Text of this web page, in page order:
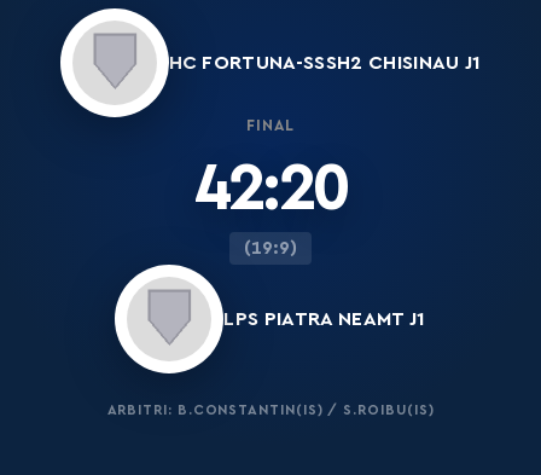
HC FORTUNA-SSSH2 CHISINAU J1
FINAL
42:20
(19:9)
LPS PIATRA NEAMT J1
ARBITRI: B.CONSTANTIN(IS) / S.ROIBU(IS)